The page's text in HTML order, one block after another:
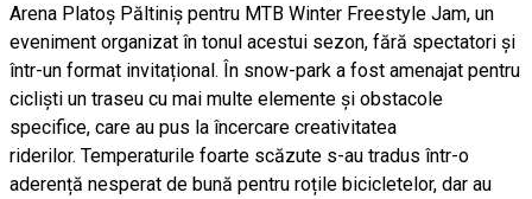
Arena Platoș Păltiniș pentru MTB Winter Freestyle Jam, un
eveniment organizat în tonul acestui sezon, fără spectatori și
într-un format invitațional. În snow-park a fost amenajat pentru
cicliști un traseu cu mai multe elemente și obstacole
specifice, care au pus la încercare creativitatea
riderilor. Temperaturile foarte scăzute s-au tradus într-o
aderență nesperat de bună pentru roțile bicicletelor, dar au